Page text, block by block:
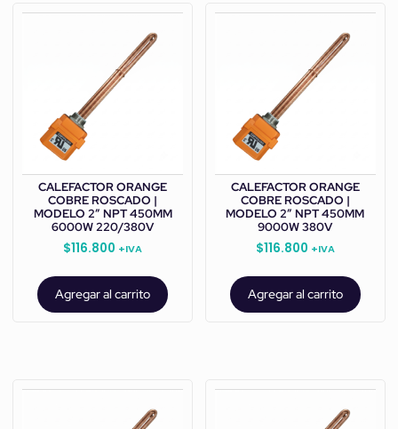
CALEFACTOR ORANGE
COBRE ROSCADO |
MODELO 2” NPT 450MM
6000W 220/380V
$116.800 +IVA
Agregar al carrito
CALEFACTOR ORANGE
COBRE ROSCADO |
MODELO 2” NPT 450MM
9000W 380V
$116.800 +IVA
Agregar al carrito